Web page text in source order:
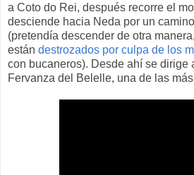
a Coto do Rei, después recorre el
desciende hacia Neda por un
(pretendía descender de otra
están destrozados por culpa de los
con bucaneros). Desde ahí se dirige
Fervanza del Belelle, una de las